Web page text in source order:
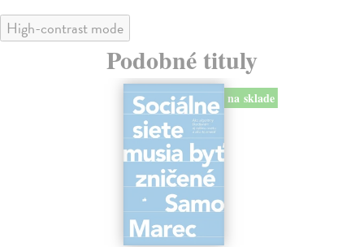
High-contrast mode
Podobné tituly
na sklade